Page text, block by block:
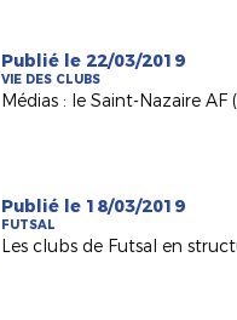
Publié le 22/03/2019
VIE DES CLUBS
Publié le 18/03/2019
FUTSAL